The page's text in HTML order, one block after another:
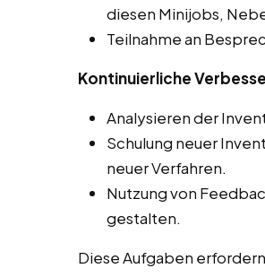
diesen Minijobs,
Teilnahme an
Kontinuierliche
Analysieren der
Schulung neuer
neuer Verfahren.
Nutzung von
gestalten.
Diese Aufgaben